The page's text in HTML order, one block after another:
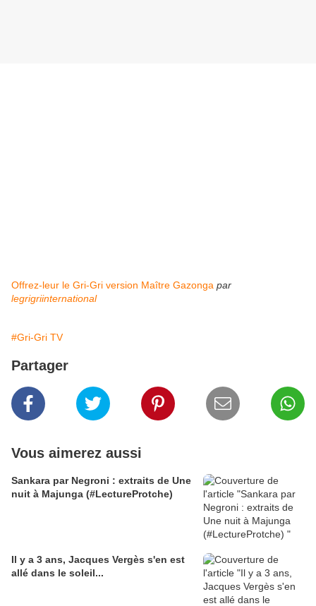
Offrez-leur le Gri-Gri version Maître Gazonga par
legrigriinternational
#Gri-Gri TV
Partager
Vous aimerez aussi
Sankara par Negroni : extraits de Une
nuit à Majunga (#LectureProtche)
Il y a 3 ans, Jacques Vergès s'en est
allé dans le soleil...